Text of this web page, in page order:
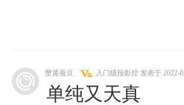
蟹黄蚕豆 入门级投影控 发表于 2022-
单纯又天真